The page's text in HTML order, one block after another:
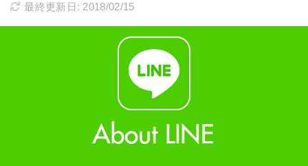
最終更新日: 2018/02/15